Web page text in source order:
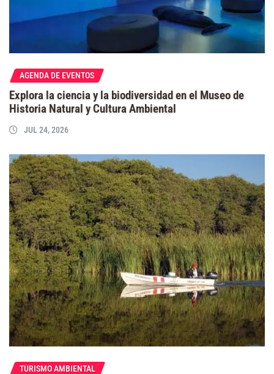
AGENDA DE EVENTOS
Explora la ciencia y la biodiversidad en el Museo de
Historia Natural y Cultura Ambiental
JUL 24, 2026
TURISMO AMBIENTAL